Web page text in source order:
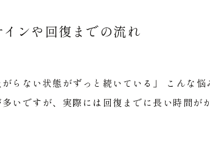
ンや回復までの流れ
らない状態がずっと続いている」 こんな悩
いですが、実際には回復までに長い時間